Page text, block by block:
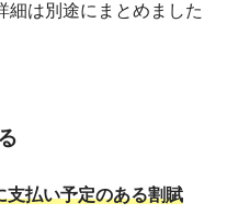
細は別途にまとめました
支払い予定のある割賦